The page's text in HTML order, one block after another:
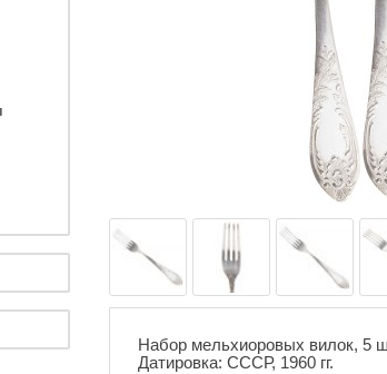
Набор мельхиоровых вилок, 5
Датировка: СССР, 1960 гг.